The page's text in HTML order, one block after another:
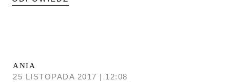
ANIA
25 LISTOPADA 2017 | 12:08